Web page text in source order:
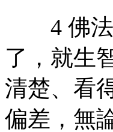
4 佛法
了，就生
清楚、看
偏差，無